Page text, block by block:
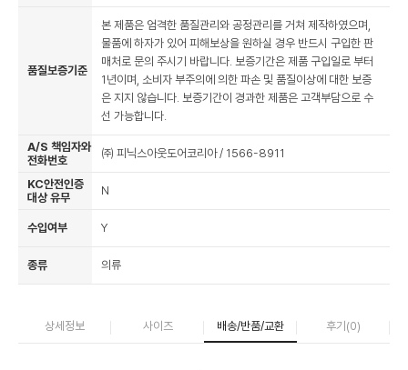
품질보증기준
본 제품은 엄격한 품질관리와 공정관리를 거쳐 제작하였으며,
물품에 하자가 있어 피해보상을 원하실 경우 반드시 구입한 판
매처로 문의 주시기 바랍니다. 보증기간은 제품 구입일로 부터
1년이며, 소비자 부주의에 의한 파손 및 품질이상에 대한 보증
은 지지 않습니다. 보증기간이 경과한 제품은 고객부담으로 수
선 가능합니다.
A/S 책임자와
전화번호
㈜ 피닉스아웃도어코리아 / 1566-8911
KC안전인증
대상 유무
N
수입여부 Y
종류 의류
상세정보 사이즈 배송/반품/교환 후기(0)